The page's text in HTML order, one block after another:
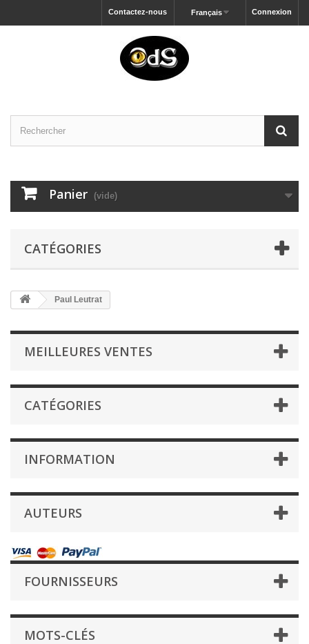
Connexion
Français
Contactez-nous
Panier (vide)
CATÉGORIES
Paul Leutrat
MEILLEURES VENTES
CATÉGORIES
INFORMATION
AUTEURS
FOURNISSEURS
MOTS-CLÉS